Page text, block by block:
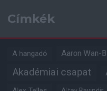
Címkék
A hangadó Aaron Wan-
Akadémiai csapat